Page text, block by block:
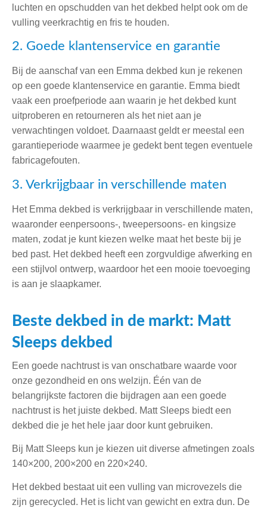
luchten en opschudden van het dekbed helpt ook om de
vulling veerkrachtig en fris te houden.
2. Goede klantenservice en garantie
Bij de aanschaf van een Emma dekbed kun je rekenen
op een goede klantenservice en garantie. Emma biedt
vaak een proefperiode aan waarin je het dekbed kunt
uitproberen en retourneren als het niet aan je
verwachtingen voldoet. Daarnaast geldt er meestal een
garantieperiode waarmee je gedekt bent tegen eventuele
fabricagefouten.
3. Verkrijgbaar in verschillende maten
Het Emma dekbed is verkrijgbaar in verschillende maten,
waaronder eenpersoons-, tweepersoons- en kingsize
maten, zodat je kunt kiezen welke maat het beste bij je
bed past. Het dekbed heeft een zorgvuldige afwerking en
een stijlvol ontwerp, waardoor het een mooie toevoeging
is aan je slaapkamer.
Beste dekbed in de markt: Matt
Sleeps dekbed
Een goede nachtrust is van onschatbare waarde voor
onze gezondheid en ons welzijn. Één van de
belangrijkste factoren die bijdragen aan een goede
nachtrust is het juiste dekbed. Matt Sleeps biedt een
dekbed die je het hele jaar door kunt gebruiken.
Bij Matt Sleeps kun je kiezen uit diverse afmetingen zoals
140×200, 200×200 en 220×240.
Het dekbed bestaat uit een vulling van microvezels die
zijn gerecycled. Het is licht van gewicht en extra dun. De